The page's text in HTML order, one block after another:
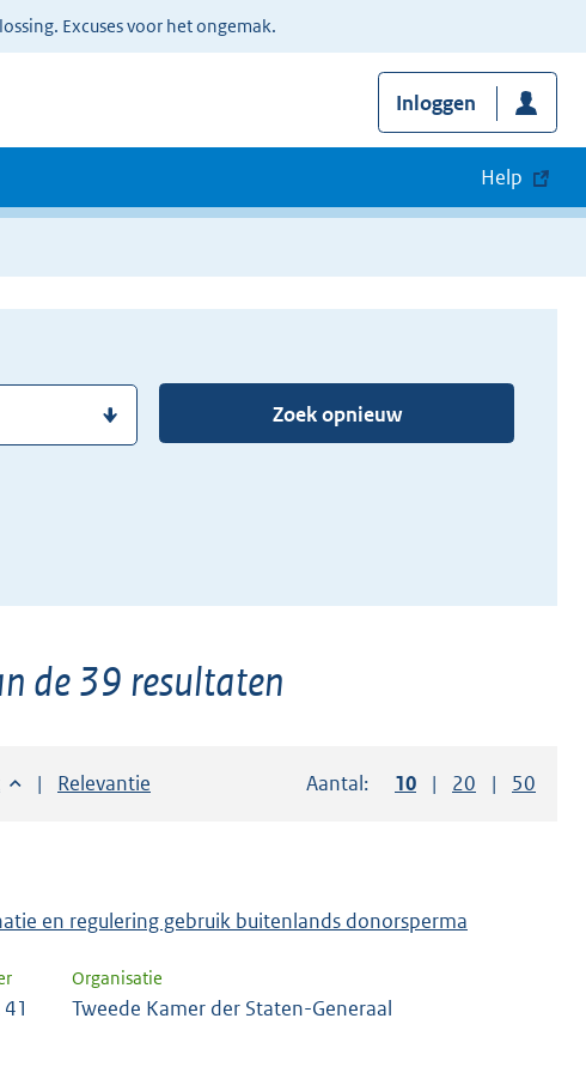
Excuses voor het ongemak.
Inloggen
Help
Zoek opnieuw
de 39 resultaten
Sorteer op:
Relevantie Aantal: Toon
10 resultaten per
Toon
20 resultaten
Toon
50
en regulering gebruik buitenlands donorsperma
Organisatie
Tweede Kamer der Staten-Generaal